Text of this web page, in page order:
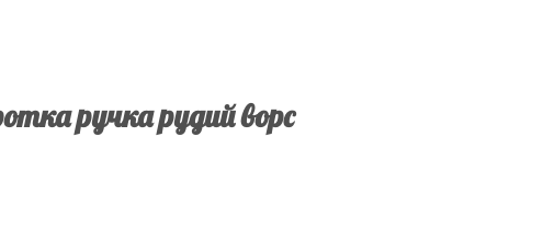
ручка рудий ворс